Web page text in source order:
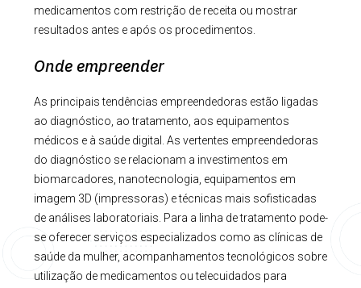
medicamentos com restrição de receita ou mostrar
resultados antes e após os procedimentos.
Onde empreender
As principais tendências empreendedoras estão ligadas
ao diagnóstico, ao tratamento, aos equipamentos
médicos e à saúde digital. As vertentes empreendedoras
do diagnóstico se relacionam a investimentos em
biomarcadores, nanotecnologia, equipamentos em
imagem 3D (impressoras) e técnicas mais sofisticadas
de análises laboratoriais. Para a linha de tratamento pode-
se oferecer serviços especializados como as clínicas de
saúde da mulher, acompanhamentos tecnológicos sobre
utilização de medicamentos ou telecuidados para